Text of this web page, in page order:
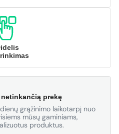
prekę
grąžinimo laikotarpį nuo
mūsų gaminiams,
produktus.